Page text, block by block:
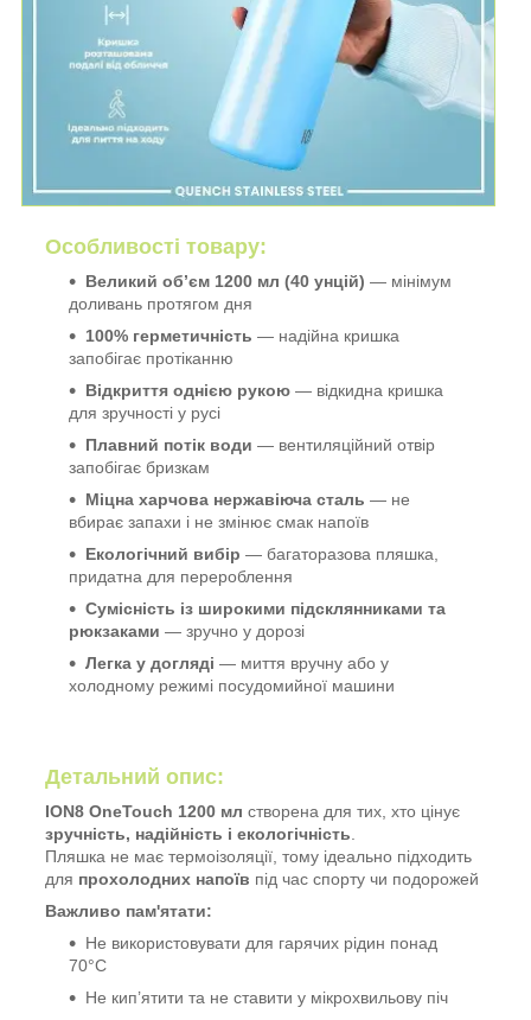
Особливості товару:
Великий об’єм 1200 мл (40 унцій) — мінімум
доливань протягом дня
100% герметичність — надійна кришка
запобігає протіканню
Відкриття однією рукою — відкидна кришка
для зручності у русі
Плавний потік води — вентиляційний отвір
запобігає бризкам
Міцна харчова нержавіюча сталь — не
вбирає запахи і не змінює смак напоїв
Екологічний вибір — багаторазова пляшка,
придатна для перероблення
Сумісність із широкими підсклянниками та
рюкзаками — зручно у дорозі
Легка у догляді — миття вручну або у
холодному режимі посудомийної машини
Детальний опис:
ION8 OneTouch 1200 мл створена для тих, хто цінує
зручність, надійність і екологічність
Пляшка не має термоізоляції, тому ідеально підходить
для прохолодних напоїв під час спорту чи подорожей
Важливо пам'ятати:
Не використовувати для гарячих рідин понад
70°C
Не кип’ятити та не ставити у мікрохвильову піч